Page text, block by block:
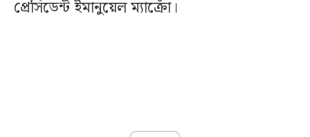
প্রেসিডেন্ট ইমানুয়েল ম্যাক্রোঁ।